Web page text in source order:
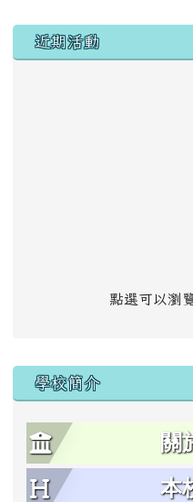
左邊區域內容
近期活動
點選可以瀏
學校簡介
關
本